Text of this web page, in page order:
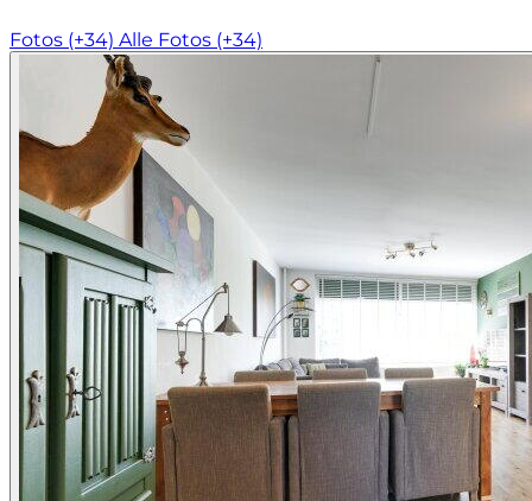
Fotos (+34) Alle Fotos (+34)